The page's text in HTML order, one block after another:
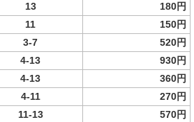
13
180円
11
150円
3-7
520円
4-13 930円
4-13
360円
4-11
270円
11-13
570円